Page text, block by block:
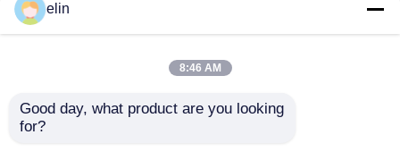
elin
8:46 AM
Good day, what product are you looking
for?